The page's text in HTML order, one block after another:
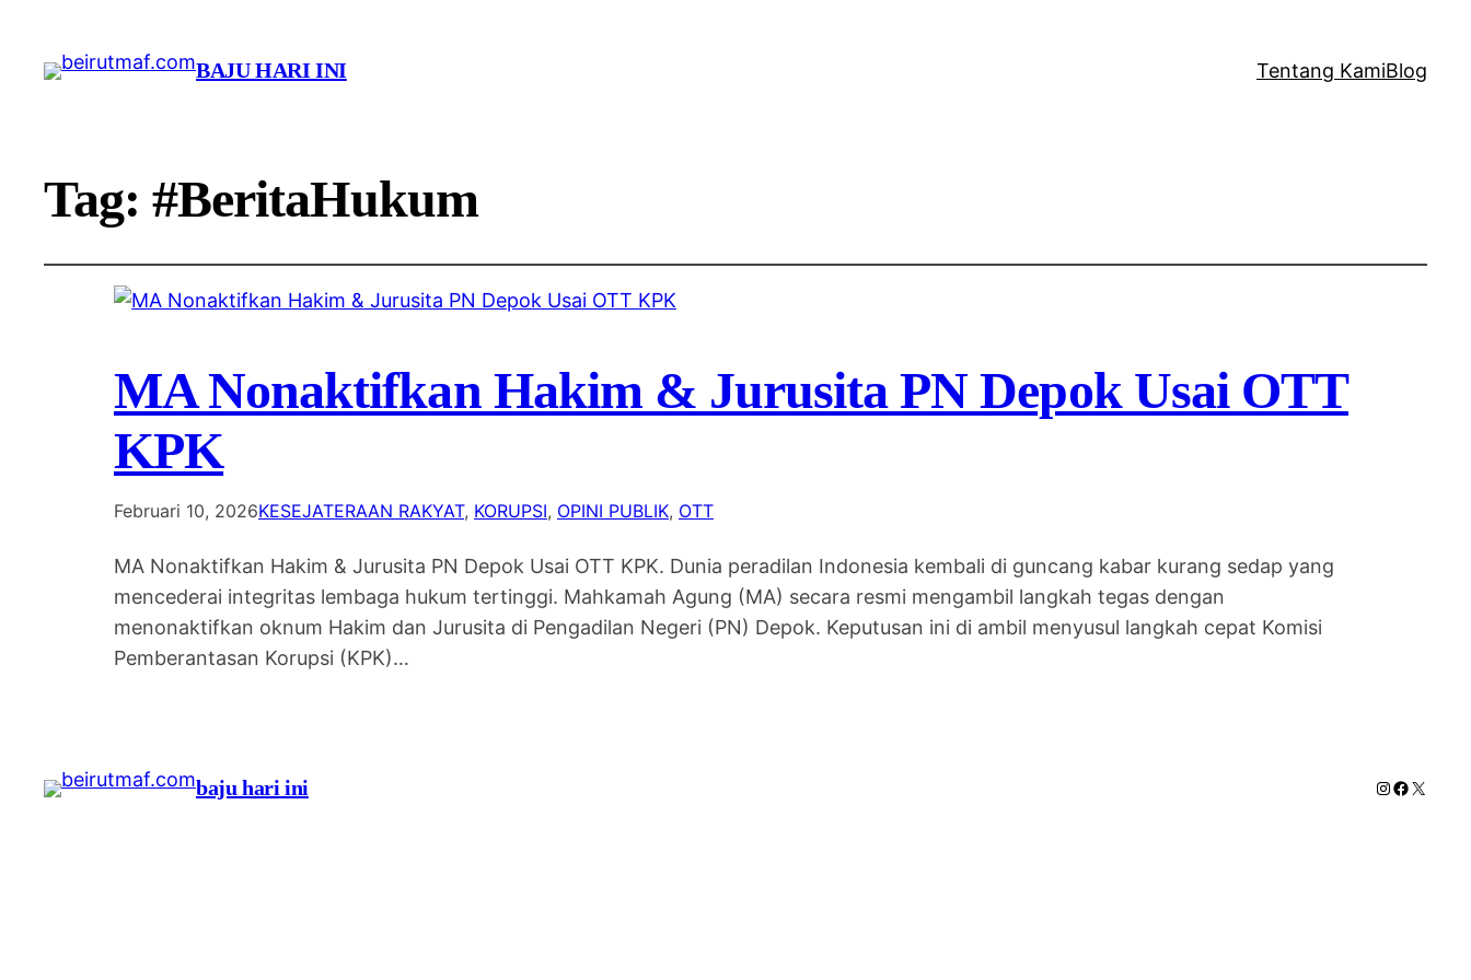
BAJU HARI INI Tentang KamiBlog
Tag:#BeritaHukum
MA Nonaktifkan Hakim & Jurusita PN Depok Usai OTT
KPK
Februari 10, 2026KESEJATERAAN RAKYAT, KORUPSI, OPINI PUBLIK, OTT
MA Nonaktifkan Hakim & Jurusita PN Depok Usai OTT KPK. Dunia peradilan Indonesia kembali di guncang kabar kurang sedap yang
mencederai integritas lembaga hukum tertinggi. Mahkamah Agung (MA) secara resmi mengambil langkah tegas dengan
menonaktifkan oknum Hakim dan Jurusita di Pengadilan Negeri (PN) Depok. Keputusan ini di ambil menyusul langkah cepat Komisi
Pemberantasan Korupsi (KPK)…
baju hari ini Instagram
X